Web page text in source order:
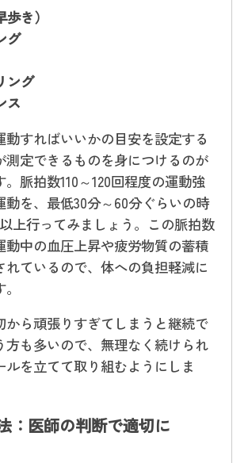
き）
グ
ング
ス
動すればいいかの目安を設定する
測定できるものを身につけるのが
。脈拍数110～120回程度の運動強
動を、最低30分～60分ぐらいの時
上行ってみましょう。この脈拍数
動中の血圧上昇や疲労物質の蓄積
れているので、体への負担軽減に
から頑張りすぎてしまうと継続で
方も多いので、無理なく続けられ
ルを立てて取り組むようにしま
：医師の判断で適切に